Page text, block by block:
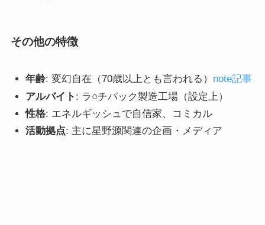
その他の特徴
年齢: 変幻自在（70歳以上とも言われる） note記事
アルバイト : ラ○チパック製造工場（設定上）
性格: エネルギッシュで自信家、コミカル
活動拠点: 主に星野源関連の企画・メディア